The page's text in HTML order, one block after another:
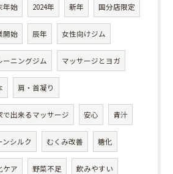
年始 2024年 新年 国分店限定
開始 辰年 女性向けジム
ーニングジム マッサージとヨガ
肩・首凝り
で出来るマッサージ 安心 青汁
ンシルク むくみ改善 糖化
ケア 野菜不足 飲みやすい